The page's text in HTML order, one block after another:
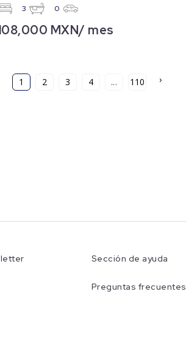
3 0
MXN/ mes
1 2 3 4 ... 110 ›
Sección de ayuda
Preguntas frecuentes